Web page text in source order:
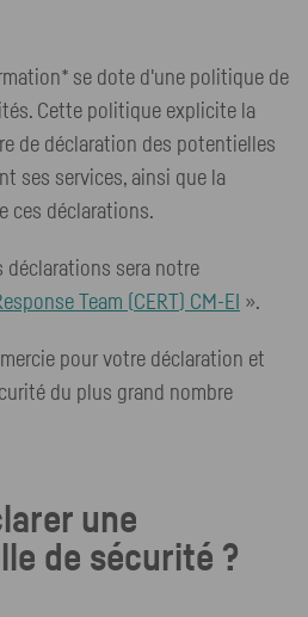
se dote d'une politique de
Cette politique explicite la
de déclaration des potentielles
ses services, ainsi que la
ces déclarations.
déclarations sera notre
Team CERT CM-EI ».
pour votre déclaration et
du plus grand nombre
une
de sécurité ?